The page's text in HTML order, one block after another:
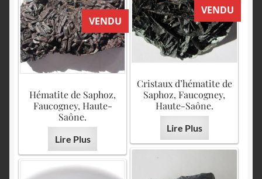
VENDU
Cristaux d’hématite de
Saphoz, Faucogney,
Haute-Saône.
Lire Plus
VENDU
Hématite de Saphoz,
Faucogney, Haute-
Saône.
Lire Plus